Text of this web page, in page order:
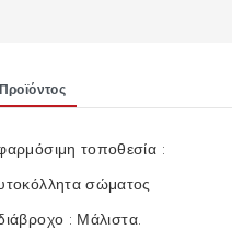
τοποθεσία :
σώματος
: Μάλιστα.